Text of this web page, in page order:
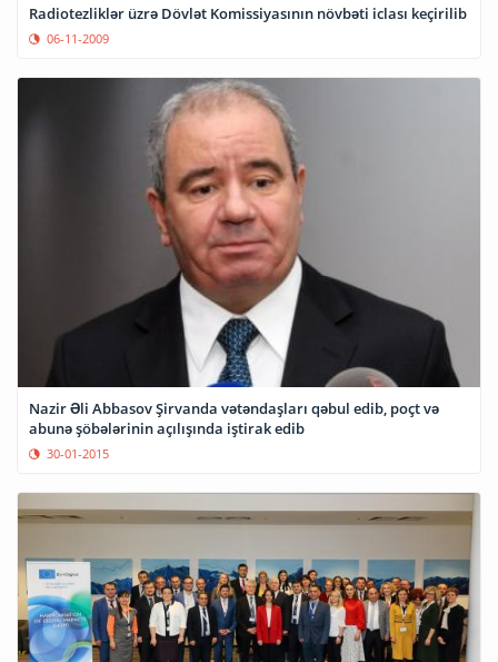
Radiotezliklər üzrə Dövlət Komissiyasının növbəti iclası keçirilib
06-11-2009
Nazir Əli Abbasov Şirvanda vətəndaşları qəbul edib, poçt və
abunə şöbələrinin açılışında iştirak edib
30-01-2015